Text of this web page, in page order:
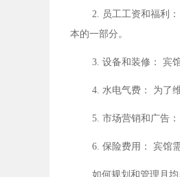
2. 员工工资和福利
本的一部分。
3. 设备和装修： 宾
4. 水电气费： 为了
5. 市场营销和广告
6. 保险费用： 宾馆
如何规划和管理月均